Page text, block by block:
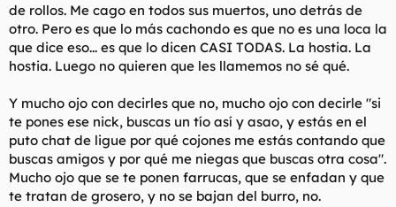
de rollos. Me cago en todos sus muertos, uno detrás de
otro. Pero es que lo más cachondo es que no es una loca la
que dice eso... es que lo dicen CASI TODAS. La hostia. La
hostia. Luego no quieren que les llamemos no sé qué.
Y mucho ojo con decirles que no, mucho ojo con decirle "si
te pones ese nick, buscas un tío así y asao, y estás en el
puto chat de ligue por qué cojones me estás contando que
buscas amigos y por qué me niegas que buscas otra cosa".
Mucho ojo que se te ponen farrucas, que se enfadan y que
te tratan de grosero, y no se bajan del burro, no.